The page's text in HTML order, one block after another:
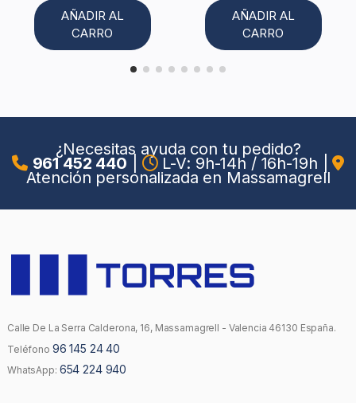
AÑADIR AL
CARRO
AÑADIR AL
CARRO
¿Necesitas ayuda con tu pedido?
961 452 440 L-V: 9h-14h / 16h-19h
Atención personalizada en Massamagrell
Calle De La Serra Calderona, 16, Massamagrell - Valencia 46130 España.
Teléfono 96 145 24 40
WhatsApp: 654 224 940